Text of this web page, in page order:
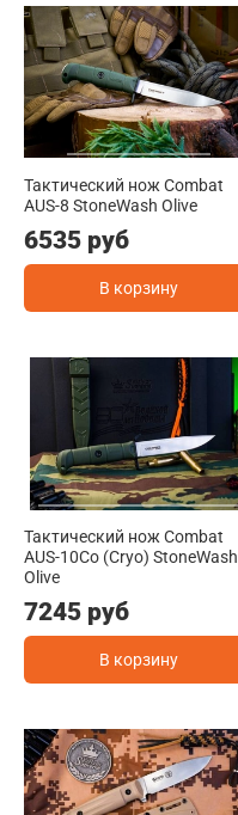
Тактический нож Combat
AUS-8 StoneWash Olive
6535 руб
В корзину
Тактический нож Combat
AUS-10Co (Cryo) StoneWash
Olive
7245 руб
В корзину